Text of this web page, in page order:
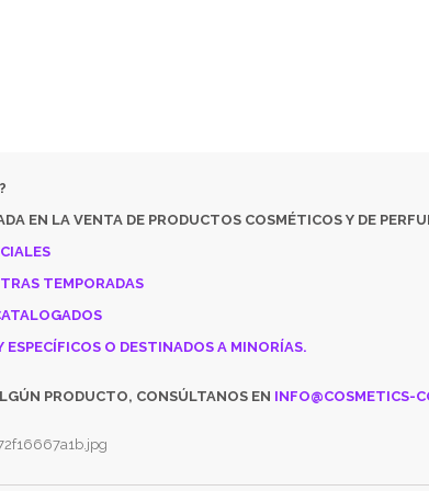
EN LA VENTA DE PRODUCTOS COSMÉTICOS Y DE
TEMPORADAS
ESPECÍFICOS O DESTINADOS A MINORÍAS.
PRODUCTO, CONSÚLTANOS EN INFO@COSMETICS-